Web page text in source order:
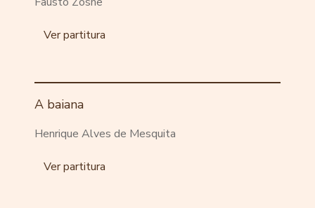
Ver partitura
A baiana
Henrique Alves de Mesquita
Ver partitura